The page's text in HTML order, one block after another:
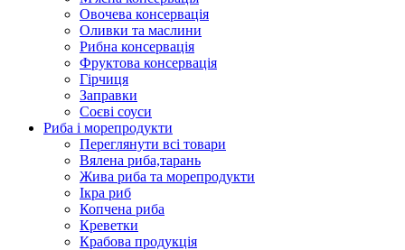
Овочева консервація
Оливки та маслини
Рибна консервація
Фруктова консервація
Гірчиця
Заправки
Соєві соуси
Риба і морепродукти
Переглянути всі товари
Вялена риба,тарань
Жива риба та морепродукти
Ікра риб
Копчена риба
Крeветки
Крабова продукція